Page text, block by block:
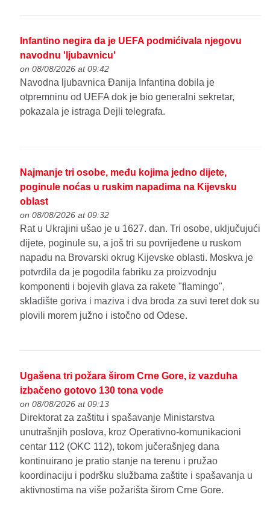
Infantino negira da je UEFA podmićivala njegovu
navodnu 'ljubavnicu'
on 08/08/2026 at 09:42
Navodna ljubavnica Đanija Infantina dobila je
otpremninu od UEFA dok je bio generalni sekretar,
pokazala je istraga Dejli telegrafa.
Najmanje tri osobe, među kojima jedno dijete,
poginule noćas u ruskim napadima na Kijevsku
oblast
on 08/08/2026 at 09:32
Rat u Ukrajini ušao je u 1627. dan. Tri osobe, uključujući
dijete, poginule su, a još tri su povrijeđene u ruskom
napadu na Brovarski okrug Kijevske oblasti. Moskva je
potvrdila da je pogodila fabriku za proizvodnju
komponenti i bojevih glava za rakete "flamingo",
skladište goriva i maziva i dva broda za suvi teret dok su
plovili morem južno i istočno od Odese.
Ugašena tri požara širom Crne Gore, iz vazduha
izbačeno gotovo 130 tona vode
on 08/08/2026 at 09:13
Direktorat za zaštitu i spašavanje Ministarstva
unutrašnjih poslova, kroz Operativno-komunikacioni
centar 112 (OKC 112), tokom jučerašnjeg dana
kontinuirano je pratio stanje na terenu i pružao
koordinaciju i podršku službama zaštite i spašavanja u
aktivnostima na više požarišta širom Crne Gore.